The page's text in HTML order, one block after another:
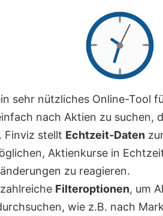
sehr nützliches Online-Tool
nach Aktien zu suchen,
Finviz stellt Echtzeit-Daten
Aktienkurse in
zu reagieren.
Filteroptionen, um
wie z.B. nach